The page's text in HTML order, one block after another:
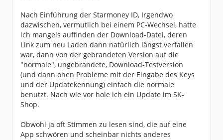
Nach Einführung der Starmoney ID, Irgendwo
dazwischen, vermutlich bei einem PC-Wechsel, hatte
ich mangels auffinden der Download-Datei, deren
Link zum neu Laden dann natürlich längst verfallen
war, dann von der gebrandeten Version auf die
"normale", ungebrandete, Download-Testversion
(und dann ohen Probleme mit der Eingabe des Keys
und der Updatekennung) einfach die normale
benutzt. Nach wie vor hole ich ein Update im SK-
Shop.
Obwohl ja oft Stimmen zu lesen sind, die auf eine
App schwören und scheinbar nichts anderes